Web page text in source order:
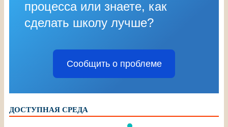
процесса или знаете, как
сделать школу лучше?
Сообщить о проблеме
ДОСТУПНАЯ СРЕДА